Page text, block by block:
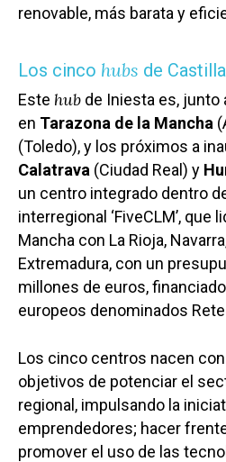
renovable, más barata y
Los cinco hubs de
Este hub de Iniesta es, junto
en Tarazona de la Mancha
(Toledo), y los próximos a
Calatrava (Ciudad Real) y
un centro integrado dentro
interregional ‘FiveCLM’, que
Mancha con La Rioja,
Extremadura, con un
millones de euros,
europeos denominados
Los cinco centros nacen
objetivos de potenciar el
regional, impulsando la
emprendedores; hacer
promover el uso de las